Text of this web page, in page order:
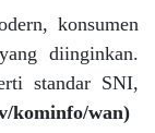
konsumen
diinginkan.
standar SNI,
kominfo/wan)